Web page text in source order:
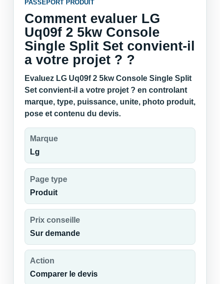
PASSEPORT PRODUIT
Comment evaluer LG
Uq09f 2 5kw Console
Single Split Set convient-il
a votre projet ? ?
Evaluez LG Uq09f 2 5kw Console Single Split
Set convient-il a votre projet ? en controlant
marque, type, puissance, unite, photo produit,
pose et contenu du devis.
Marque
Lg
Page type
Produit
Prix conseille
Sur demande
Action
Comparer le devis